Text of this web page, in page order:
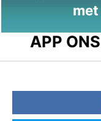
APP